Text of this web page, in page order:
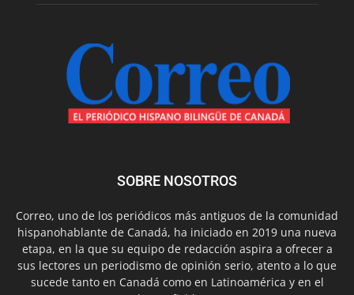
SOBRE NOSOTROS
Correo, uno de los periódicos más antiguos de la comunidad
hispanohablante de Canadá, ha iniciado en 2019 una nueva
etapa, en la que su equipo de redacción aspira a ofrecer a
sus lectores un periodismo de opinión serio, atento a lo que
sucede tanto en Canadá como en Latinoamérica y en el